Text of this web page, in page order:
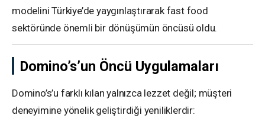
modelini Türkiye’de yaygınlaştırarak fast food
sektöründe önemli bir dönüşümün öncüsü oldu.
Domino’s’un Öncü Uygulamaları
Domino’s’u farklı kılan yalnızca lezzet değil; müşteri
deneyimine yönelik geliştirdiği yeniliklerdir: